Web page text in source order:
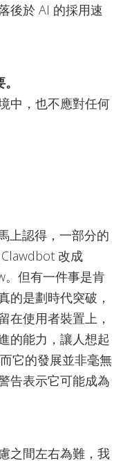
後於 AI 的採用速
中，也不應對任何
上認得，一部分的
改成
但有一件事是肯
的是劃時代突破，
在使用者裝置上，
的能力，讓人想起
它的發展並非毫無
告表示它可能成為
之間左右為難，我